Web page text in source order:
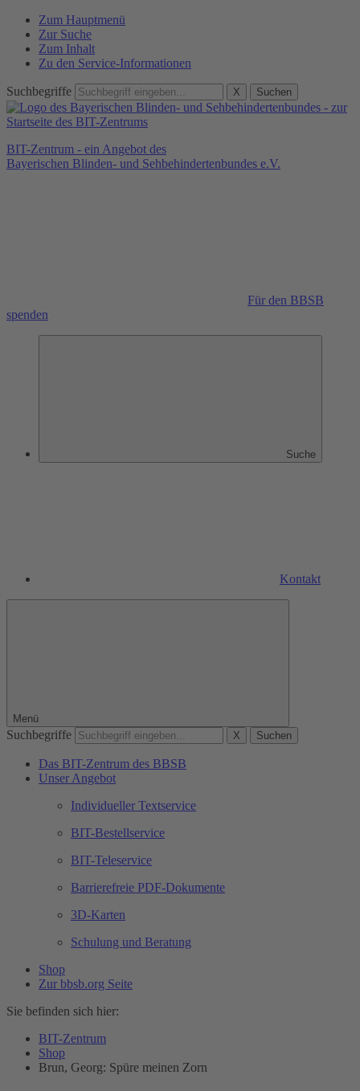
Zum Hauptmenü
Zur Suche
Zum Inhalt
Zu den Service-Informationen
Suchbegriffe X Suchen
BIT-Zentrum - ein Angebot des
Bayerischen Blinden- und Sehbehindertenbundes e.V.
Für den BBSB
spenden
Suche
Kontakt
Menü
Suchbegriffe X Suchen
Das BIT-Zentrum des BBSB
Unser Angebot
Individueller Textservice
BIT-Bestellservice
BIT-Teleservice
Barrierefreie PDF-Dokumente
3D-Karten
Schulung und Beratung
Shop
Zur bbsb.org Seite
Sie befinden sich hier:
BIT-Zentrum
Shop
Brun, Georg: Spüre meinen Zorn